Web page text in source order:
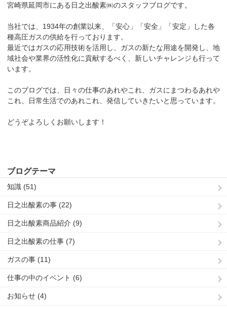
宮崎県延岡市にある日之出酸素㈱のスタッフブログです。
当社では、1934年の創業以来、「安心」「安全」「安定」した各
種高圧ガスの供給を行っております。
最近ではガスの応用技術を活用し、ガスの新たな用途を開発し、地
域社会や業界の活性化に貢献するべく、新しいチャレンジも行って
います。
このブログでは、日々の仕事のあれやこれ、ガスにまつわるあれや
これ、日常生活でのあれこれ、発信していきたいと思っています。
どうぞよろしくお願いします！
ブログテーマ
知識 (51)
日之出酸素の事 (22)
日之出酸素商品紹介 (9)
日之出酸素の仕事 (7)
ガスの事 (11)
仕事の中のイベント (6)
お知らせ (4)